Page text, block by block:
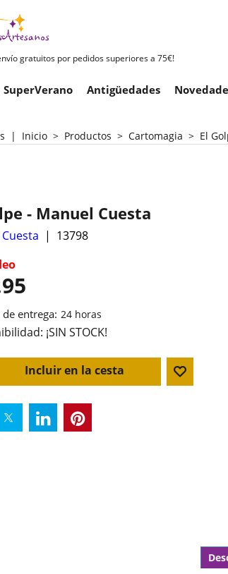
gratuitos por pedidos superiores a 75€!
SuperVerano Antigüedades
| Inicio > Productos > Cartomagia > El
- Manuel Cuesta
13798
entrega: 24 horas
: ¡SIN STOCK!
Incluir en la cesta